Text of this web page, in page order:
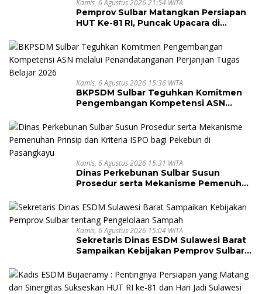
Kamis, 6 Agustus 2026 21:54 WITA
Pemprov Sulbar Matangkan Persiapan
HUT Ke-81 RI, Puncak Upacara di
Kamis, 6 Agustus 2026 15:36 WITA
BKPSDM Sulbar Teguhkan Komitmen
Pengembangan Kompetensi ASN
Tugas Belajar 2026
Kamis, 6 Agustus 2026 15:31 WITA
Dinas Perkebunan Sulbar Susun
Prosedur serta Mekanisme Pemenuhan
di Pasangkayu
Kamis, 6 Agustus 2026 15:04 WITA
Sekretaris Dinas ESDM Sulawesi Barat
Sampaikan Kebijakan Pemprov Sulbar